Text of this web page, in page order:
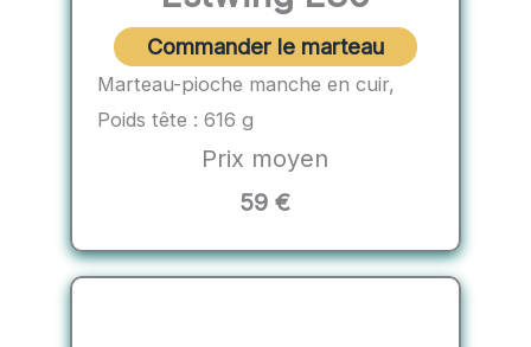
Commander le marteau
Marteau-pioche manche en cuir,
Poids tête : 616 g
Prix moyen
59 €